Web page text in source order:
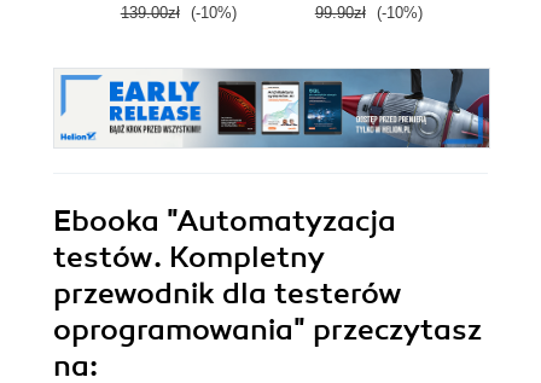
139.00zł (-10%) 99.90zł (-10%)
Ebooka "Automatyzacja
testów. Kompletny
przewodnik dla testerów
oprogramowania" przeczytasz
na: